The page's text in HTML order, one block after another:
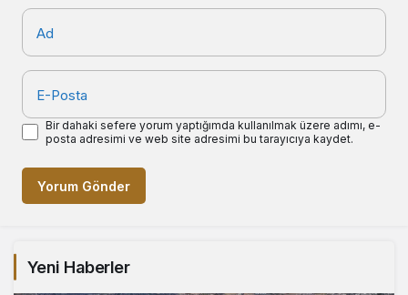
Ad
E-Posta
Bir dahaki sefere yorum yaptığımda kullanılmak üzere adımı, e-
posta adresimi ve web site adresimi bu tarayıcıya kaydet.
Yorum Gönder
Yeni Haberler